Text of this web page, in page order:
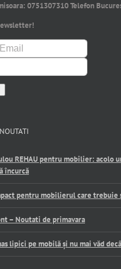
0751307310Telefon
REHAU pentru mobilier: acolo
încurcă
pentru mobilierul care trebuie
– Noutati de primavara
lipici pe mobilă și nu mai văd